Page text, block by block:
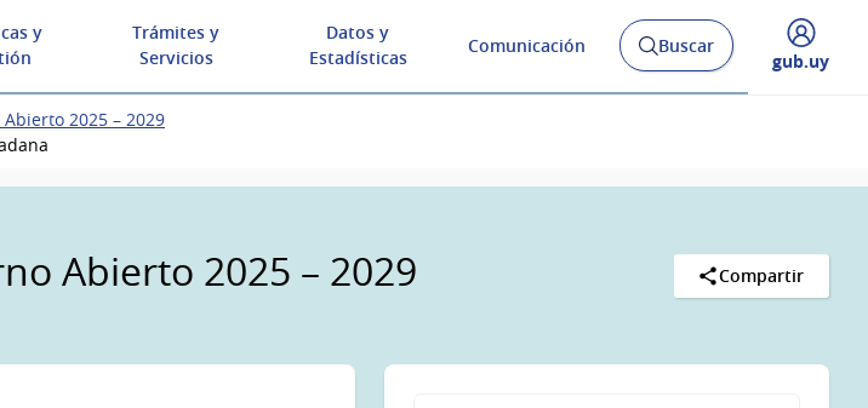
y
Trámites y
Servicios
Datos y
Estadísticas
Comunicación
AbrirBuscar
Desplegar
gub.uy
2025 – 2029
Abierto 2025 – 2029 Compartir